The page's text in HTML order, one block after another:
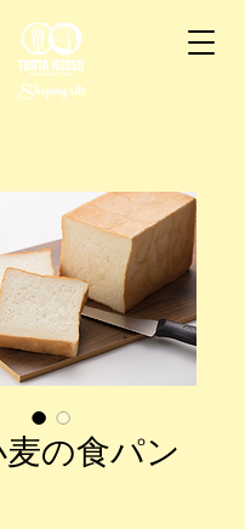
Shoping site
の食パン